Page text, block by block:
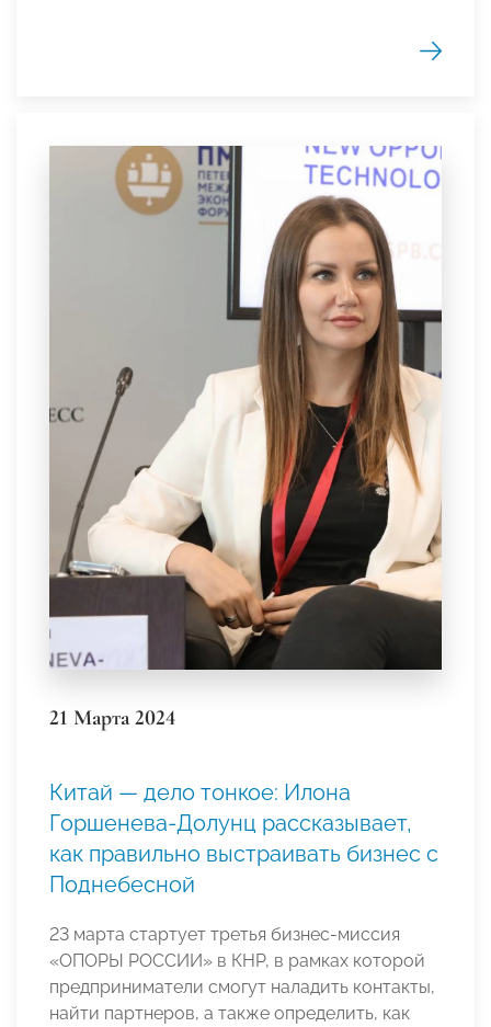
21 Марта 2024
Китай — дело тонкое: Илона
Горшенева-Долунц рассказывает,
как правильно выстраивать бизнес с
Поднебесной
23 марта стартует третья бизнес-миссия
«ОПОРЫ РОССИИ» в КНР, в рамках которой
предприниматели смогут наладить контакты,
найти партнеров, а также определить, как